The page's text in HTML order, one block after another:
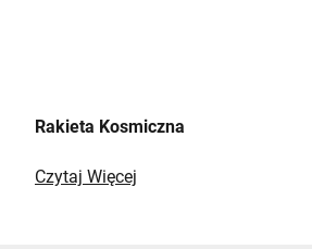
Rakieta Kosmiczna
Czytaj Więcej